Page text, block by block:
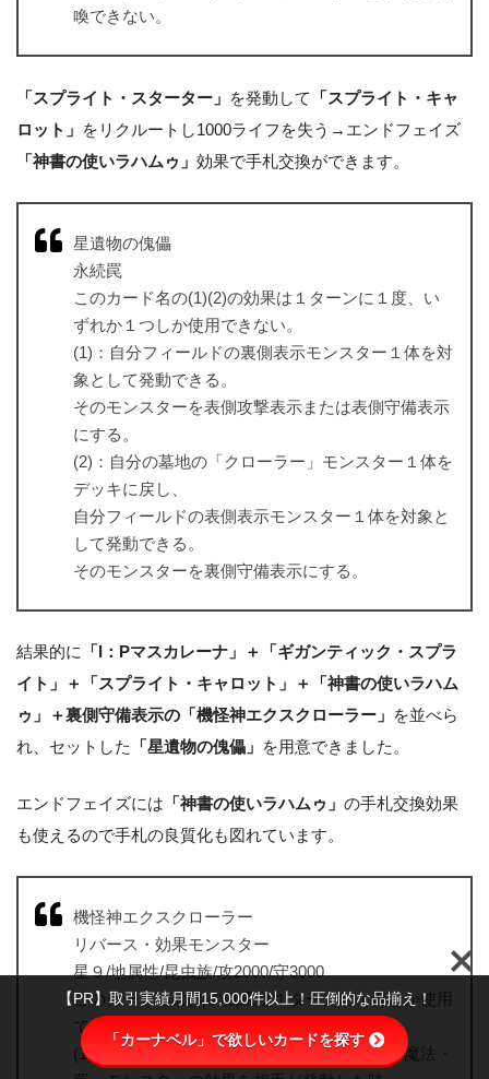
喚できない。
「スプライト・スターター」 を発動して
「スプライト・キャ
ロット」 をリクルートし1000ライフを失う→エンドフェイズ
「神書の使いラハムゥ」 効果で手札交換ができます。
星遺物の傀儡
永続罠
このカード名の(1)(2)の効果は１ターンに１度、い
ずれか１つしか使用できない。
(1)：自分フィールドの裏側表示モンスター１体を対
象として発動できる。
そのモンスターを表側攻撃表示または表側守備表示
にする。
(2)：自分の墓地の「クローラー」モンスター１体を
デッキに戻し、
自分フィールドの表側表示モンスター１体を対象と
して発動できる。
そのモンスターを裏側守備表示にする。
結果的に 「I：Pマスカレーナ」＋「ギガンティック・スプラ
イト」＋「スプライト・キャロット」＋「神書の使いラハム
ゥ」＋裏側守備表示の「機怪神エクスクローラー」 を並べら
れ、セットした
「星遺物の傀儡」 を用意できました。
エンドフェイズには 「神書の使いラハムゥ」 の手札交換効果
も使えるので手札の良質化も図れています。
機怪神エクスクローラー
リバース・効果モンスター
星９/地属性/昆虫族/攻2000/守3000
このカード名の(3)の効果は１ターンに１度しか使用
できない。
(1)：裏側表示のこのモンスターを対象とする魔法・
【PR】取引実績月間15,000件以上！圧倒的な品揃え！
「カーナベル」で欲しいカードを探す